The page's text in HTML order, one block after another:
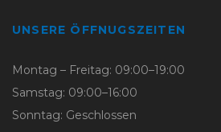
UNSERE ÖFFNUGSZEITEN
Montag – Freitag: 09:00–19:00
Samstag: 09:00–16:00
Sonntag: Geschlossen